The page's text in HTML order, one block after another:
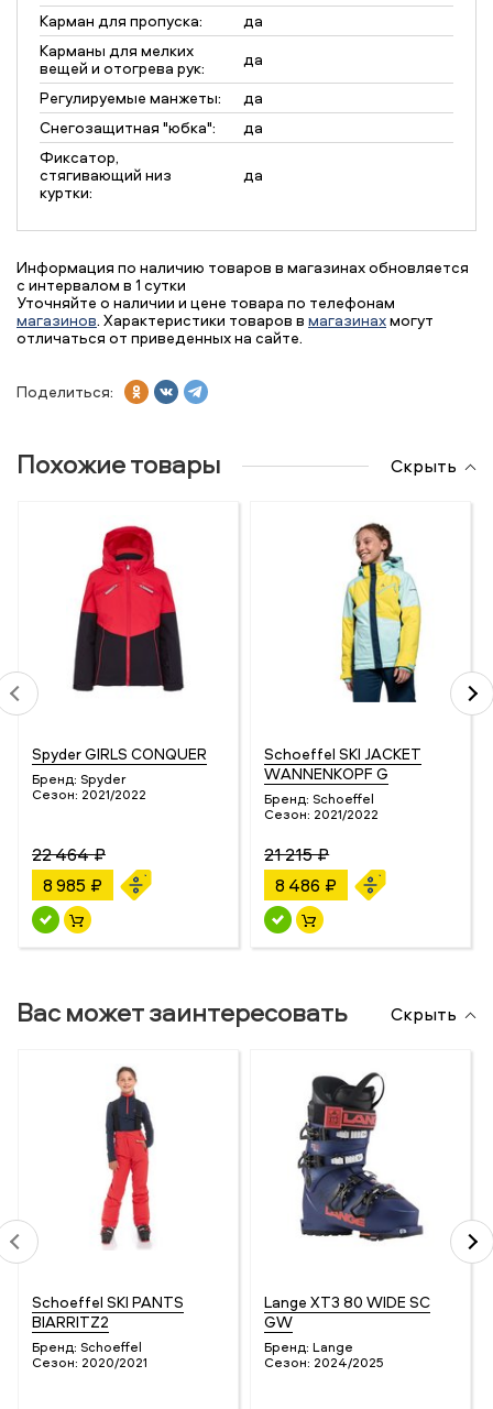
Карман для пропуска:
да
Карманы для мелких
вещей и отогрева рук:
да
Регулируемые манжеты:
да
Снегозащитная "юбка":
да
Фиксатор,
стягивающий низ
куртки:
да
Информация по наличию товаров в магазинах обновляется
с интервалом в 1 сутки
Уточняйте о наличии и цене товара по телефонам
магазинов. Характеристики товаров в магазинахмогут
отличаться от приведенных на сайте.
Поделиться:
Похожие товары Скрыть
Spyder GIRLS CONQUER
Бренд: Spyder
Сезон: 2021/2022
22 464 ₽
8 985 ₽
Schoeffel SKI JACKET
WANNENKOPF G
Бренд: Schoeffel
Сезон: 2021/2022
21 215 ₽
8 486 ₽
Вас может заинтересовать Скрыть
Schoeffel SKI PANTS
BIARRITZ2
Бренд: Schoeffel
Сезон: 2020/2021
Lange XT3 80 WIDE SC
GW
Бренд: Lange
Сезон: 2024/2025